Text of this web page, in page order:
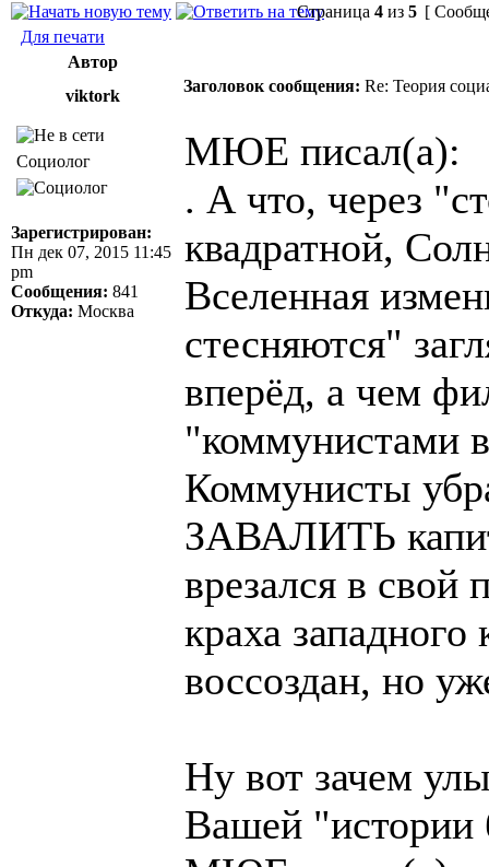
Страница 4 из 5 [
Для печати
Автор
viktork
Заголовок сообщения: Re: Теория
Социолог
Зарегистрирован:
Пн дек 07, 2015 11:45
pm
Сообщения: 841
Откуда: Москва
МЮЕ писал(а):
. А что, через
квадратной,
Вселенная
стесняются"
вперёд, а чем
Коммунисты
ЗАВАЛИТЬ
врезался в свой
краха
воссоздан, но
Ну вот зачем
Вашей "истории